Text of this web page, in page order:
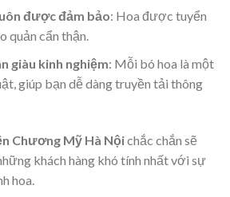
được đảm bảo: Hoa được tuyển
quản cẩn thận.
giàu kinh nghiệm: Mỗi bó hoa là một
giúp bạn dễ dàng truyền tải thông
Chương Mỹ Hà Nộichắc chắn sẽ
khách hàng khó tính nhất với sự
hoa.